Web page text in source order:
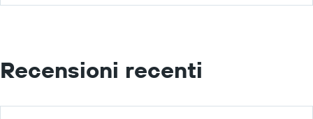
Recensioni recenti